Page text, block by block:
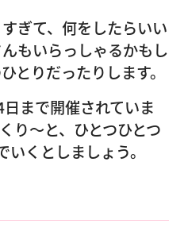
ぎて、何をしたらいい
もいらっしゃるかもし
とりだったりします。
まで開催されていま
り〜と、ひとつひとつ
くとしましょう。